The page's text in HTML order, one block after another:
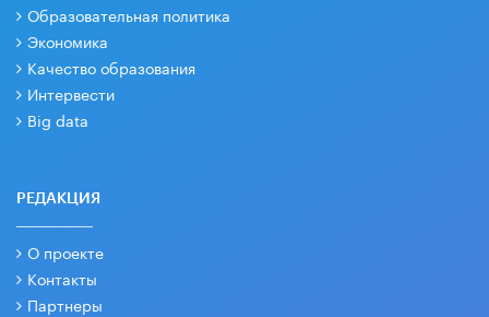
Образовательная политика
Экономика
Качество образования
Интервести
Big data
РЕДАКЦИЯ
О проекте
Контакты
Партнеры